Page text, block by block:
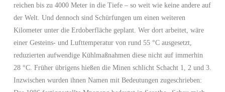
reichen bis zu 4000 Meter in die Tiefe – so weit wie keine andere auf
der Welt. Und dennoch sind Schürfungen um einen weiteren
Kilometer unter die Erdoberfläche geplant. Wer dort arbeitet, wäre
einer Gesteins- und Lufttemperatur von rund 55 °C ausgesetzt,
reduzierten aufwendige Kühlmaßnahmen diese nicht auf immerhin
28 °C. Früher übrigens hießen die Minen schlicht Schacht 1, 2 und 3.
Inzwischen wurden ihnen Namen mit Bedeutungen zugeschrieben: